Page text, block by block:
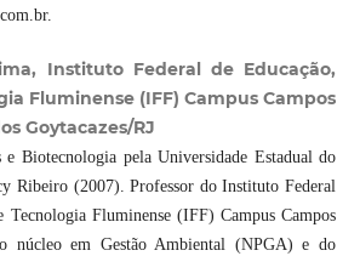
Instituto Federal de Educação,
Fluminense (IFF) Campus Campos
Goytacazes/RJ
Biotecnologia pela Universidade Estadual do
Ribeiro (2007). Professor do Instituto Federal
Tecnologia Fluminense (IFF) Campus Campos
núcleo em Gestão Ambiental (NPGA) e do